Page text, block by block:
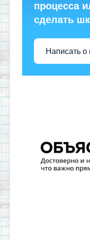
процесса
сделать
Написать